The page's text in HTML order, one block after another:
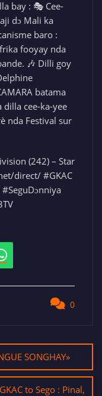
bay : 🎭 Cee-
dɔ Mali ka
baro :
fooyay nda
🎶 Dilli goy
batama
dilla cee-ka-yee
nda Festival sur
(242) – Star
direct/ #GKAC
0
SONGHAY»
to Sego : Pinal,